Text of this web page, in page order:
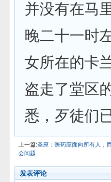
并没有在马
晚二十一时
女所在的卡
盗走了堂区
悉，歹徒们
上一篇:圣座：医药应面向所有人，
会问题
发表评论